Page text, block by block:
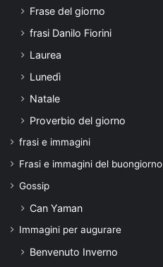
Frase del giorno
frasi Danilo Fiorini
Laurea
Lunedì
Natale
Proverbio del giorno
frasi e immagini
Frasi e immagini del buongiorno
Gossip
Can Yaman
Immagini per augurare
Benvenuto Inverno